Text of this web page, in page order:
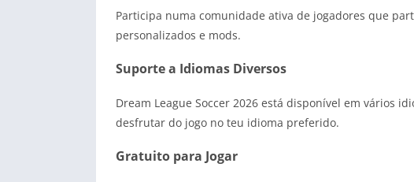
Participa numa comunidade ativa de jogadores que
personalizados e mods.
Suporte a Idiomas Diversos
Dream League Soccer 2026 está disponível em vários
desfrutar do jogo no teu idioma preferido.
Gratuito para Jogar